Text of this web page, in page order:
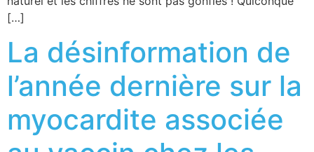
[…]
La désinformation de
l’année dernière sur la
myocardite associée